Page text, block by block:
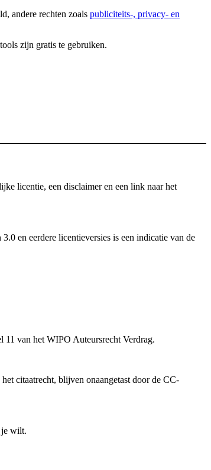
andere rechten zoals publiciteits-, privacy- en
zijn gratis te gebruiken.
licentie, een disclaimer en een link naar het
en eerdere licentieversies is een indicatie van de
van het WIPO Auteursrecht Verdrag.
citaatrecht, blijven onaangetast door de CC-
je wilt.